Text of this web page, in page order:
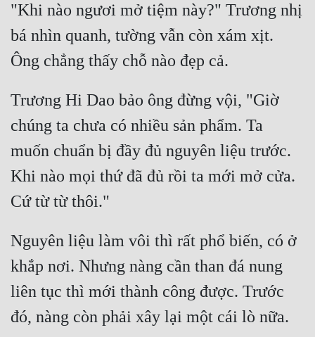
"Khi nào ngươi mở tiệm này?" Trương nhị
bá nhìn quanh, tường vẫn còn xám xịt.
Trương Hi Dao bảo ông đừng vội, "Giờ
chúng ta chưa có nhiều sản phẩm. Ta
muốn chuẩn bị đầy đủ nguyên liệu trước.
Khi nào mọi thứ đã đủ rồi ta mới mở cửa.
Nguyên liệu làm vôi thì rất phổ biến, có ở
khắp nơi. Nhưng nàng cần than đá nung
liên tục thì mới thành công được. Trước